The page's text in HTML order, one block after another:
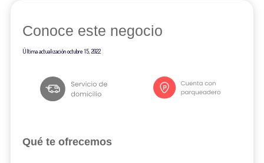
Conoce este negocio
Última actualizaciónoctubre 15, 2022
Qué te ofrecemos